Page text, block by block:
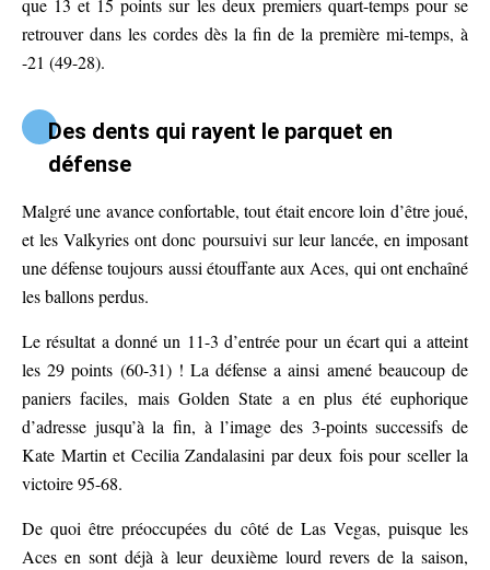
que 13 et 15 points sur les deux premiers quart-temps pour se
retrouver dans les cordes dès la fin de la première mi-temps, à
-21 (49-28).
Des dents qui rayent le parquet en
défense
Malgré une avance confortable, tout était encore loin d’être joué,
et les Valkyries ont donc poursuivi sur leur lancée, en imposant
une défense toujours aussi étouffante aux Aces, qui ont enchaîné
les ballons perdus.
Le résultat a donné un 11-3 d’entrée pour un écart qui a atteint
les 29 points (60-31) ! La défense a ainsi amené beaucoup de
paniers faciles, mais Golden State a en plus été euphorique
d’adresse jusqu’à la fin, à l’image des 3-points successifs de
Kate Martin et Cecilia Zandalasini par deux fois pour sceller la
victoire 95-68.
De quoi être préoccupées du côté de Las Vegas, puisque les
Aces en sont déjà à leur deuxième lourd revers de la saison,